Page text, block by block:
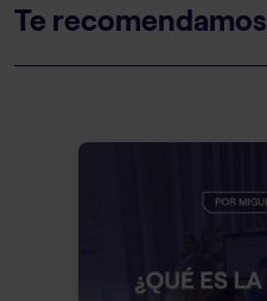
Te recomendamos